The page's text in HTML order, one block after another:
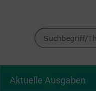
Aktuelle Ausgaben